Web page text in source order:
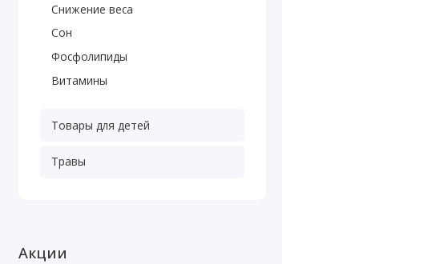
Снижение веса
Сон
Фосфолипиды
Витамины
Товары для детей
Травы
Акции